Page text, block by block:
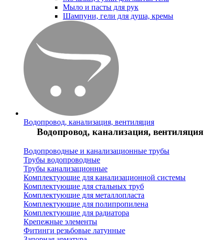
Мыло и пасты для рук
Шампуни, гели для душа, кремы
Водопровод, канализация, вентиляция
Водопровод, канализация, вентиляция
Водопроводные и канализационные трубы
Трубы водопроводные
Трубы канализационные
Комплектующие для канализационной системы
Комплектующие для стальных труб
Комплектующие для металлопласта
Комплектующие для полипропилена
Комплектующие для радиатора
Крепежные элементы
Фитинги резьбовые латунные